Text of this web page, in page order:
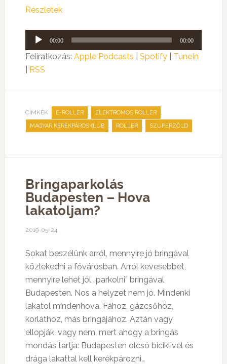
Részletek
Audió
lejátszó
00:00 00:00
Feliratkozás: Apple Podcasts Spotify| TuneIn
RSS
CÍMKÉK: E-ROLLER , ELEKTROMOS ROLLER ,
MAGYAR KERÉKPÁROSKLUB , ROLLER , SZUPERZÖLD
Bringaparkolás
Budapesten – Hova
lakatoljam?
2019-05-24
Sokat beszélünk arról, mennyire jó bringával
közlekedni a fővárosban. Arról kevesebbet,
mennyire lehet jól „parkolni” bringával
Budapesten. Nos a helyzet nem jó. Mindenki
lakatol mindenhova. Fához, gázcsőhöz,
korláthoz, más bringájához. Aztán vagy
ellopják, vagy nem, mert ahogy a bringás
mondás tartja: Budapesten olcsó biciklivel és
drága lakattal kell kerékpározni…